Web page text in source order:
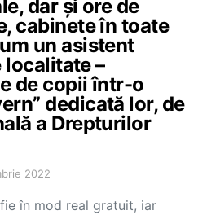
dar și ore de
cabinete în toate
un asistent
localitate –
de copii într-o
dedicată lor, de
a Drepturilor
2022
în mod real gratuit, iar